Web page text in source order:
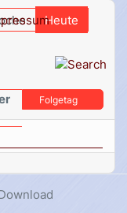
Heute
Folgetag